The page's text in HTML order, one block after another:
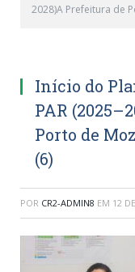
2028)A Prefeitura de
Início do
PAR
Porto de
(6)
POR CR2-ADMIN8 EM 12